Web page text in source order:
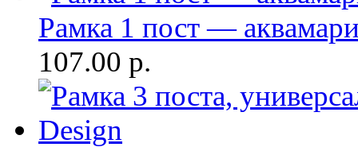
Рамка 1 пост —
107.00 р.